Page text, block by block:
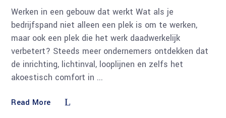
Werken in een gebouw dat werkt Wat als je
bedrijfspand niet alleen een plek is om te werken,
maar ook een plek die het werk daadwerkelijk
verbetert? Steeds meer ondernemers ontdekken dat
de inrichting, lichtinval, looplijnen en zelfs het
akoestisch comfort in
Read More